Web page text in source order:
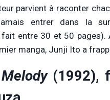
parvient à raconter
entrer dans la
fait entre 30 et 50 pages).
manga, Junji Ito a
(1992),